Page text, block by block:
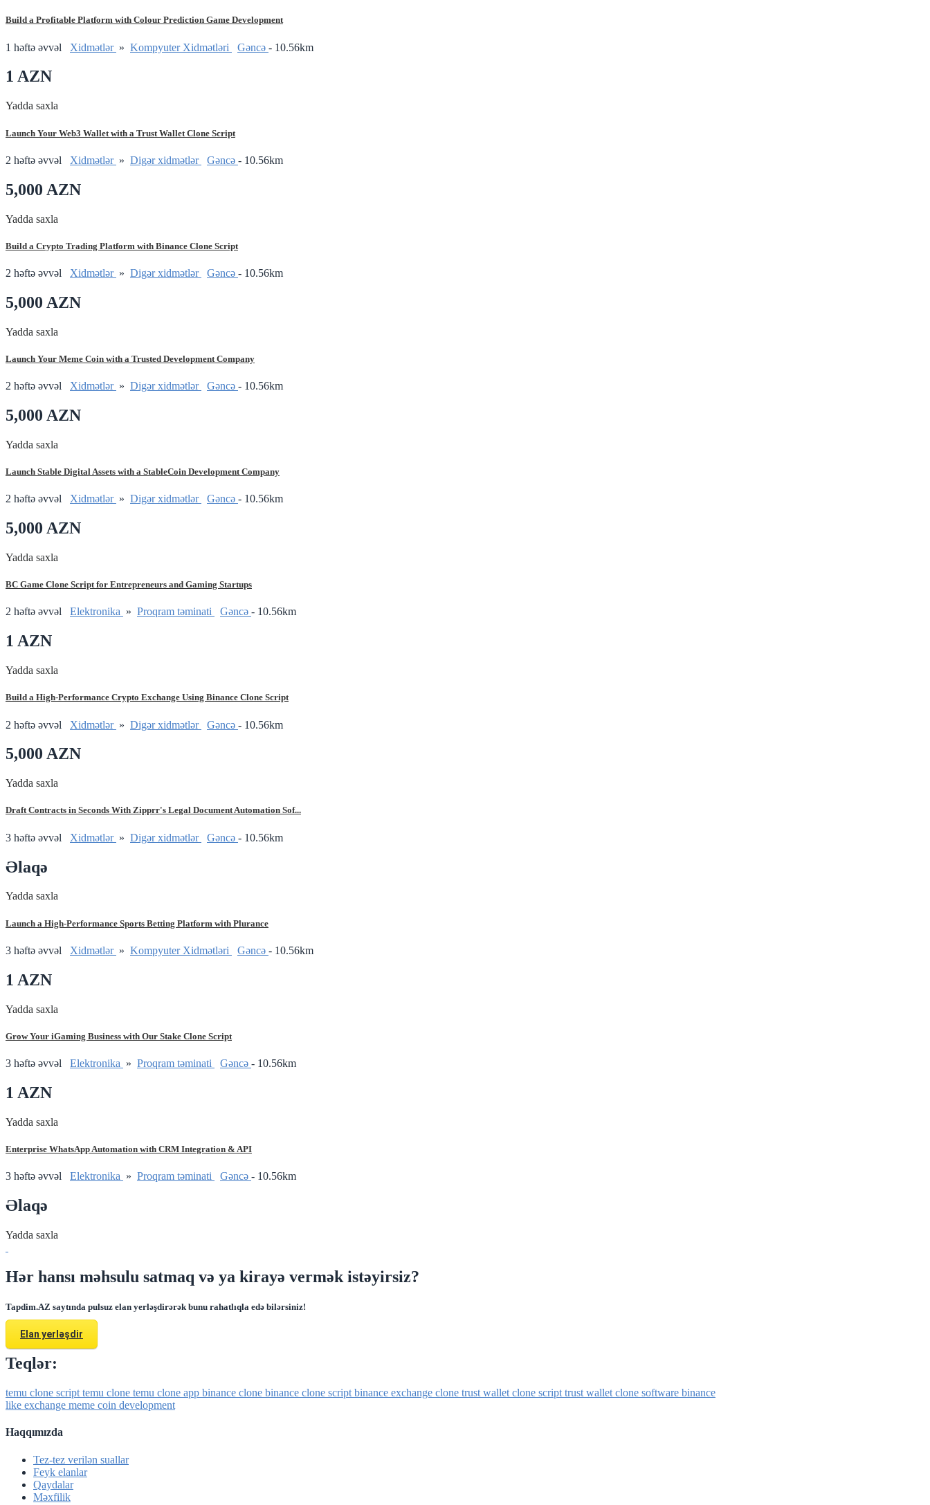
Build a Profitable Platform with Colour Prediction Game Development
1 həftə əvvəl Xidmətlər » Kompyuter Xidmətləri Gǝncǝ - 10.56km
1 AZN
Yadda saxla
Launch Your Web3 Wallet with a Trust Wallet Clone Script
2 həftə əvvəl Xidmətlər » Digər xidmətlər Gǝncǝ - 10.56km
5,000 AZN
Yadda saxla
Build a Crypto Trading Platform with Binance Clone Script
2 həftə əvvəl Xidmətlər » Digər xidmətlər Gǝncǝ - 10.56km
5,000 AZN
Yadda saxla
Launch Your Meme Coin with a Trusted Development Company
2 həftə əvvəl Xidmətlər » Digər xidmətlər Gǝncǝ - 10.56km
5,000 AZN
Yadda saxla
Launch Stable Digital Assets with a StableCoin Development Company
2 həftə əvvəl Xidmətlər » Digər xidmətlər Gǝncǝ - 10.56km
5,000 AZN
Yadda saxla
BC Game Clone Script for Entrepreneurs and Gaming Startups
2 həftə əvvəl Elektronika » Proqram təminati Gǝncǝ - 10.56km
1 AZN
Yadda saxla
Build a High-Performance Crypto Exchange Using Binance Clone Script
2 həftə əvvəl Xidmətlər » Digər xidmətlər Gǝncǝ - 10.56km
5,000 AZN
Yadda saxla
Draft Contracts in Seconds With Zipprr's Legal Document Automation Sof...
3 həftə əvvəl Xidmətlər » Digər xidmətlər Gǝncǝ - 10.56km
Əlaqə
Yadda saxla
Launch a High-Performance Sports Betting Platform with Plurance
3 həftə əvvəl Xidmətlər » Kompyuter Xidmətləri Gǝncǝ - 10.56km
1 AZN
Yadda saxla
Grow Your iGaming Business with Our Stake Clone Script
3 həftə əvvəl Elektronika » Proqram təminati Gǝncǝ - 10.56km
1 AZN
Yadda saxla
Enterprise WhatsApp Automation with CRM Integration & API
3 həftə əvvəl Elektronika » Proqram təminati Gǝncǝ - 10.56km
Əlaqə
Yadda saxla
Hər hansı məhsulu satmaq və ya kirayə vermək istəyirsiz?
Tapdim.AZ saytında pulsuz elan yerləşdirərək bunu rahatlıqla edə bilərsiniz!
Elan yerləşdir
Teqlər:
temu clone script temu clone temu clone app binance clone binance clone script binance exchange clone trust wallet clone script trust wallet clone software binance
like exchange meme coin development
Haqqımızda
Tez-tez verilən suallar
Feyk elanlar
Qaydalar
Məxfilik